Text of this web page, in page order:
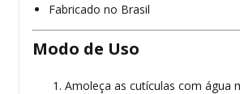
Fabricado no Brasil
Modo de Uso
Amoleça as cutículas com água